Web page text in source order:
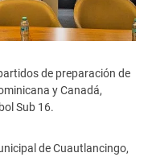
de preparación de
y Canadá,
Sub 16.
de Cuautlancingo,